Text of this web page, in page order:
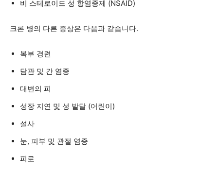
비 스테로이드 성 항염증제 (NSAID)
크론 병의 다른 증상은 다음과 같습니다.
복부 경련
담관 및 간 염증
대변의 피
성장 지연 및 성 발달 (어린이)
설사
눈, 피부 및 관절 염증
피로